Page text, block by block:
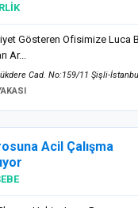
Gösteren Ofisimize Luca
Ar...
Cad. No:159/11 Şişli-
Acil Çalışma